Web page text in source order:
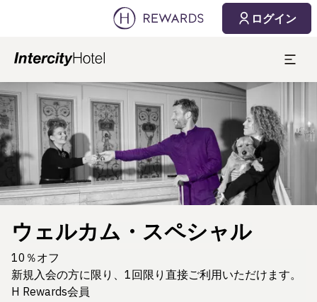
ログイン
スライド1 1
ウェルカム・スペシャル
10％オフ
新規入会の方に限り、1回限り直接ご利用いただけます。
H Rewards会員